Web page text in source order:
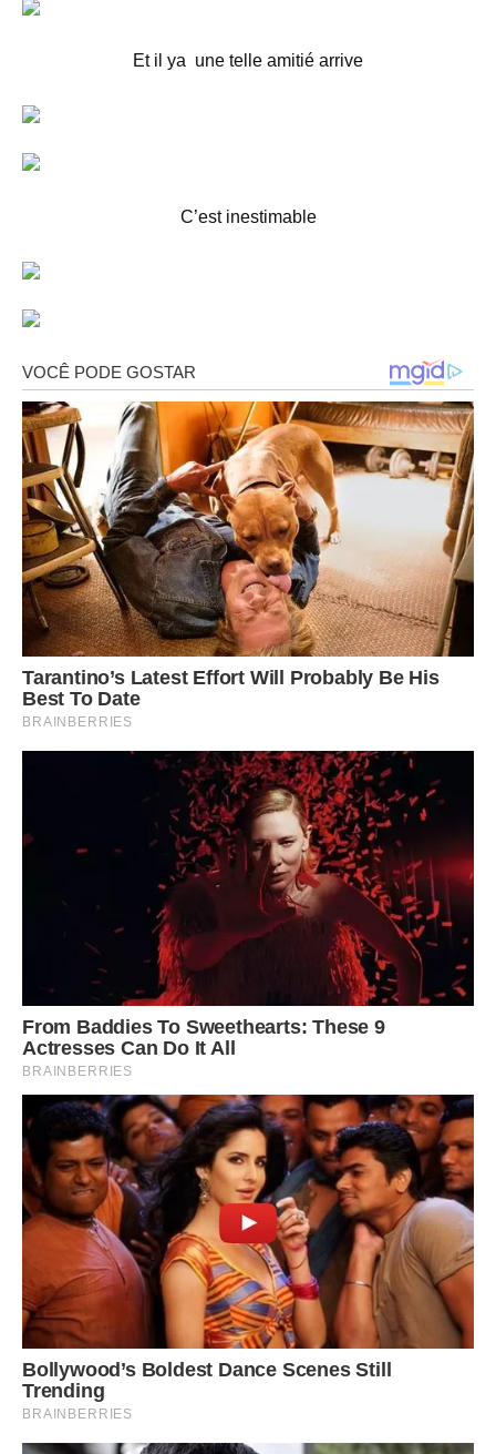
Et il ya une telle amitié arrive
C’est inestimable